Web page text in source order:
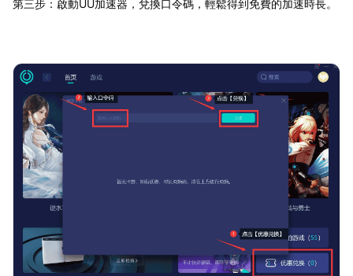
第三步：啟動UU加速器，兌換口令碼，輕鬆得到免費的加速時長。